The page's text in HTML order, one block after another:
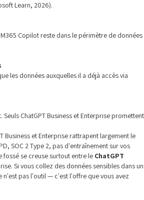
Learn, 2026).
Copilot reste dans le périmètre de données
les données auxquelles il a déjà accès via
Seuls ChatGPT Business et Enterprise promettent
Business et Enterprise rattrapent largement le
SOC 2 Type 2, pas d'entraînement sur vos
fossé se creuse surtout entre le ChatGPT
Si vous collez des données sensibles dans un
n'est pas l'outil — c'est l'offre que vous avez